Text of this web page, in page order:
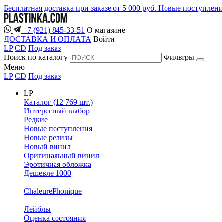
Бесплатная доставка при заказе от 5 000 руб. Новые
+7 (921) 845-33-51 О магазине
ДОСТАВКА И ОПЛАТА Войти
LP CD Под заказ
Поиск по каталогу
Фильтры
Меню
LP CD Под заказ
LP
Каталог (12 769 шт.)
Интересный выбор
Редкие
Новые поступления
Новые релизы
Новый винил
Оригинальный винил
Эротичная обложка
Дешевле 1000
ChaleurePhonique
Лейблы
Оценка состояния